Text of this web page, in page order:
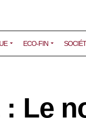
ECO-FIN
: Le